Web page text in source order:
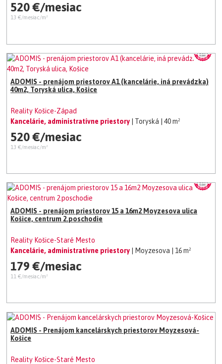
520 €/mesiac
13 €/mesiac/m²
ADOMIS - prenájom priestorov A1 (kancelárie, iná prevádzka)
40m2, Toryská ulica, Košice
Reality Košice-Západ
Kancelárie, administratívne priestory
| Toryská | 40 m²
520 €/mesiac
13 €/mesiac/m²
ADOMIS - prenájom priestorov 15 a 16m2 Moyzesova ulica
Košice, centrum 2.poschodie
Reality Košice-Staré Mesto
Kancelárie, administratívne priestory
| Moyzesova | 16 m²
179 €/mesiac
11 €/mesiac/m²
ADOMIS - Prenájom kancelárskych priestorov Moyzesová-
Košice
Reality Košice-Staré Mesto